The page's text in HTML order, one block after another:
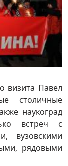
визита Павел
столичные
наукоград
встреч с
вузовскими
рядовыми